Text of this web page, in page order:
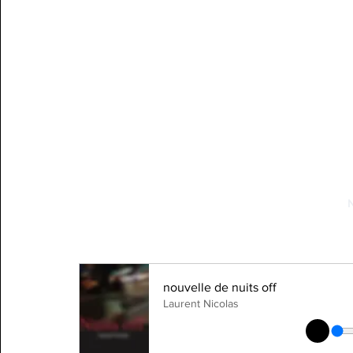
nouvelle de nuits off
Laurent Nicolas